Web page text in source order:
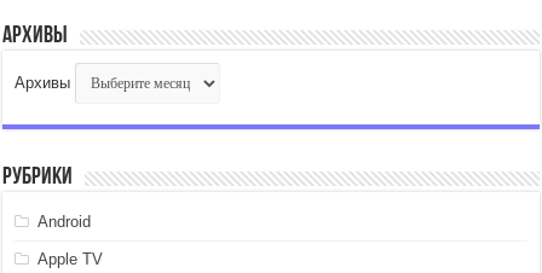
Архивы
Архивы
Рубрики
Android
Apple TV